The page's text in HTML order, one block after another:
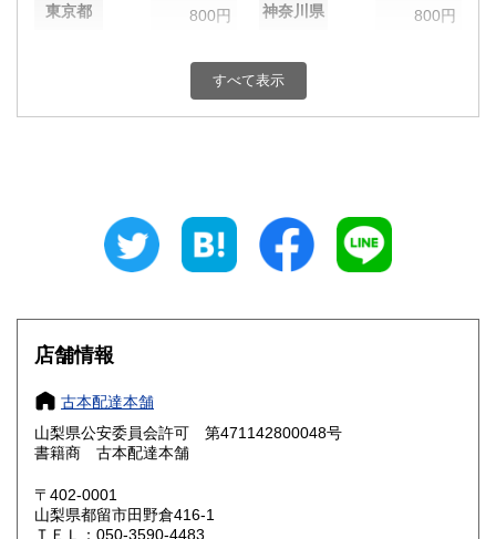
東京都 800円 神奈川県 800円
800円 富山県
800円 三重県
大阪府
奈良県
鳥取県 800円 島根県
岡山県
山口県
すべて表示
店舗情報
古本配達本舗
山梨県公安委員会許可 第471142800048号
書籍商 古本配達本舗
〒402-0001
山梨県都留市田野倉416-1
ＴＥＬ：050-3590-4483